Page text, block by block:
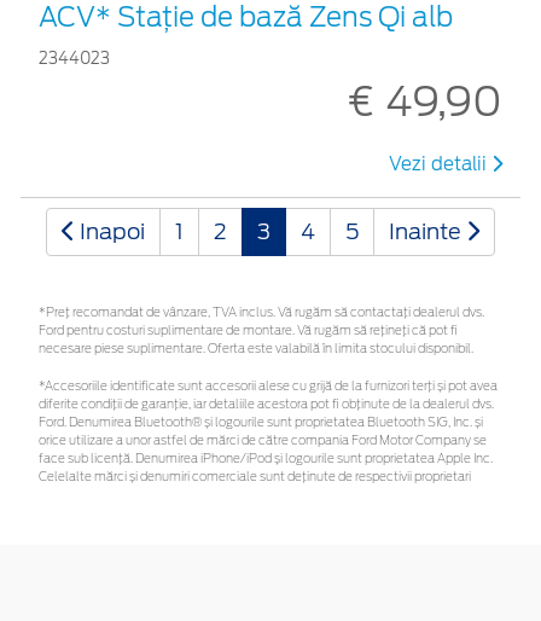
ACV* Stație de bază Zens Qi alb
2344023
€ 49,90
Vezi detalii
Inapoi 1 2 3 4 5 Inainte
*Preţ recomandat de vânzare, TVA inclus. Vă rugăm să contactaţi dealerul dvs.
Ford pentru costuri suplimentare de montare. Vă rugăm să rețineți că pot fi
necesare piese suplimentare. Oferta este valabilă în limita stocului disponibil.
*Accesoriile identificate sunt accesorii alese cu grijă de la furnizori terți și pot avea
diferite condiții de garanție, iar detaliile acestora pot fi obținute de la dealerul dvs.
Ford. Denumirea Bluetooth® și logourile sunt proprietatea Bluetooth SIG, Inc. și
orice utilizare a unor astfel de mărci de către compania Ford Motor Company se
face sub licență. Denumirea iPhone/iPod și logourile sunt proprietatea Apple Inc.
Celelalte mărci și denumiri comerciale sunt deținute de respectivii proprietari